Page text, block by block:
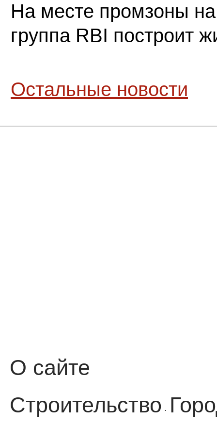
На месте промзоны
группа RBI построит
Остальные новости
О сайте
Строительство ·